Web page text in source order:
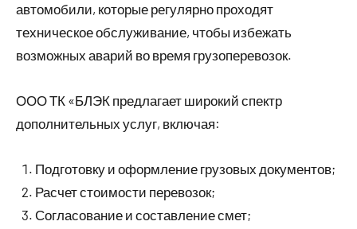
автомобили, которые регулярно проходят
техническое обслуживание, чтобы избежать
возможных аварий во время грузоперевозок.
ООО ТК «БЛЭК предлагает широкий спектр
дополнительных услуг, включая:
Подготовку и оформление грузовых документов;
Расчет стоимости перевозок;
Согласование и составление смет;